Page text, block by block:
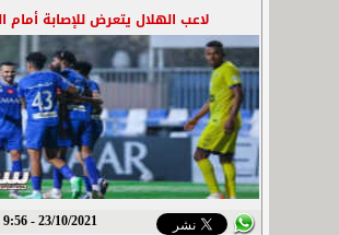
لاعب الهلال يتعرض للإصابة أمام
23/10/2021 - 9:56 م